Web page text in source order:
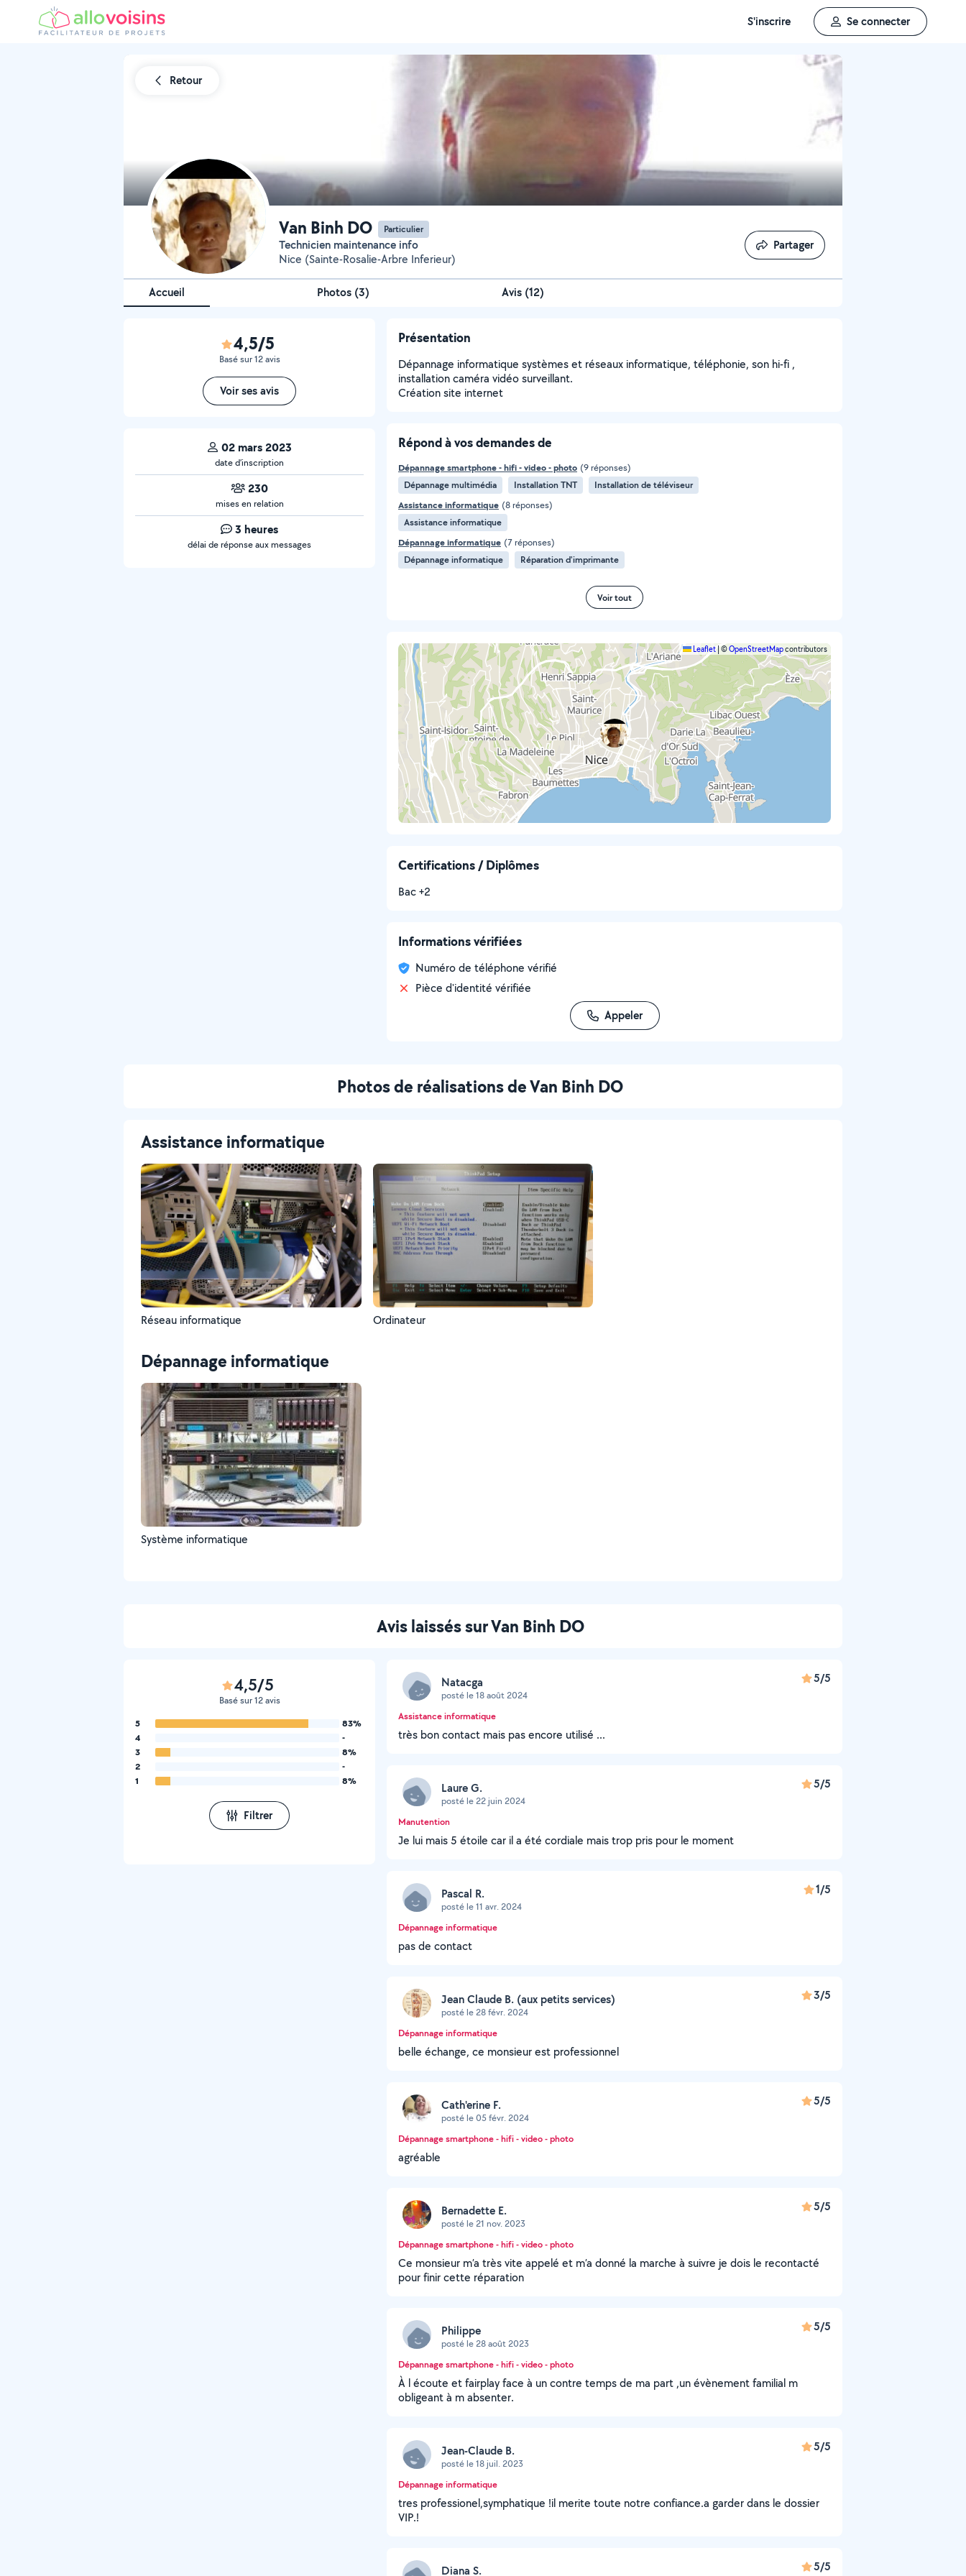
S'inscrire Se connecter
Retour
Van Binh DO Particulier
Technicien maintenance info
Nice (Sainte-Rosalie-Arbre Inferieur)
Partager
Partager
Accueil Photos (3) Avis (12)
4,5/5
Basé sur 12 avis
Voir ses avis
02 mars 2023
date d’inscription
230
mises en relation
3 heures
délai de réponse aux messages
Présentation
Dépannage informatique systèmes et réseaux informatique, téléphonie, son hi-fi ,
installation caméra vidéo surveillant.
Création site internet
Répond à vos demandes de
Dépannage smartphone - hifi - video - photo (9 réponses)
Dépannage multimédia
Installation TNT
Installation de téléviseur
Assistance informatique (8 réponses)
Assistance informatique
Dépannage informatique (7 réponses)
Dépannage informatique
Réparation d'imprimante
Voir tout
Leaflet|©OpenStreetMapcontributors
Certifications / Diplômes
Bac +2
Informations vérifiées
Numéro de téléphone vérifié
Pièce d'identité vérifiée
Appeler
Photos de réalisations de Van Binh DO
Assistance informatique
Réseau informatique Ordinateur
Dépannage informatique
Système informatique
Avis laissés sur Van Binh DO
4,5/5
Basé sur 12 avis
5
83%
4
-
3
8%
2
-
1
8%
Filtrer
Natacga
posté le 18 août 2024
5/5
Assistance informatique
très bon contact mais pas encore utilisé ...
Laure G.
posté le 22 juin 2024
5/5
Manutention
Je lui mais 5 étoile car il a été cordiale mais trop pris pour le moment
Pascal R.
posté le 11 avr. 2024
1/5
Dépannage informatique
pas de contact
Jean Claude B. (aux petits services)
posté le 28 févr. 2024
3/5
Dépannage informatique
belle échange, ce monsieur est professionnel
Cath'erine F.
posté le 05 févr. 2024
5/5
Dépannage smartphone - hifi - video - photo
agréable
Bernadette E.
posté le 21 nov. 2023
5/5
Dépannage smartphone - hifi - video - photo
Ce monsieur m’a très vite appelé et m’a donné la marche à suivre je dois le recontacté
pour finir cette réparation
Philippe
posté le 28 août 2023
5/5
Dépannage smartphone - hifi - video - photo
À l écoute et fairplay face à un contre temps de ma part ,un évènement familial m
obligeant à m absenter.
Jean-Claude B.
posté le 18 juil. 2023
5/5
Dépannage informatique
tres professionel,symphatique !il merite toute notre confiance.a garder dans le dossier
VIP.!
Diana S. 5/5